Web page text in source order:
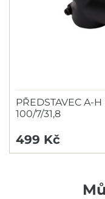
PŘEDSTAVEC A-
100/7/31,8
499 Kč